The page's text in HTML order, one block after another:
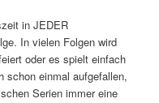
in JEDER
In vielen Folgen wird
oder es spielt einfach
schon einmal aufgefallen,
Serien immer eine